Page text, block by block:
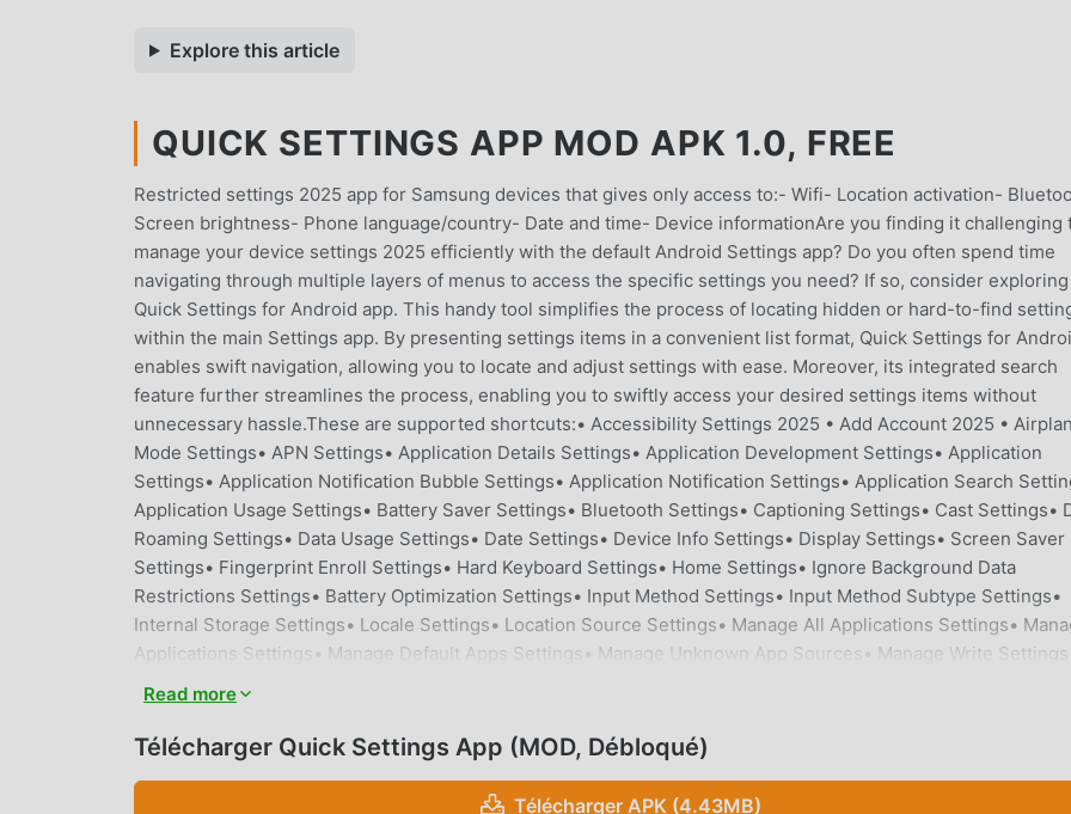
Explore this article
QUICK SETTINGS APP MOD APK 1.0, FREE
Restricted settings 2025 app for Samsung devices that gives only access to:- Wifi- Location activation-
Screen brightness- Phone language/country- Date and time- Device informationAre you finding it challenging
manage your device settings 2025 efficiently with the default Android Settings app? Do you often spend time
navigating through multiple layers of menus to access the specific settings you need? If so, consider
Quick Settings for Android app. This handy tool simplifies the process of locating hidden or hard-to-find
within the main Settings app. By presenting settings items in a convenient list format, Quick Settings for
enables swift navigation, allowing you to locate and adjust settings with ease. Moreover, its integrated search
feature further streamlines the process, enabling you to swiftly access your desired settings items without
unnecessary hassle.These are supported shortcuts:• Accessibility Settings 2025 • Add Account 2025 •
Mode Settings• APN Settings• Application Details Settings• Application Development Settings• Application
Settings• Application Notification Bubble Settings• Application Notification Settings• Application Search
Application Usage Settings• Battery Saver Settings• Bluetooth Settings• Captioning Settings• Cast Settings•
Roaming Settings• Data Usage Settings• Date Settings• Device Info Settings• Display Settings• Screen Saver
Settings• Fingerprint Enroll Settings• Hard Keyboard Settings• Home Settings• Ignore Background Data
Restrictions Settings• Battery Optimization Settings• Input Method Settings• Input Method Subtype Settings•
Internal Storage Settings• Locale Settings• Location Source Settings• Manage All Applications Settings•
Applications Settings• Manage Default Apps Settings• Manage Unknown App Sources• Manage Write
Night Display Settings• Notification Assistant Settings• Notification Listener Settings• Notification Policy
Settings• Print Settings• Privacy Settings• Quick Launch Settings• Search Settings• Security Settings•
Show Regulatory Info• Sound Settings• Storage Volume Access Settings• Sync Settings• Usage Access
User Dictionary Settings• Voice Input Settings• VPN Settings• VR Listener Settings• WebView Settings• Wi-Fi
Read more
Télécharger Quick Settings App (MOD, Débloqué)
Télécharger APK (4.43MB)